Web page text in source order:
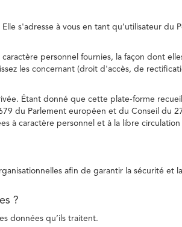
s'adresse à vous en tant qu’utilisateur du
personnel fournies, la façon dont
les concernant (droit d'accès, de
Étant donné que cette plate-forme
du Parlement européen et du Conseil du
à caractère personnel et à la libre circulation
afin de garantir la sécurité et la
?
données qu’ils traitent.